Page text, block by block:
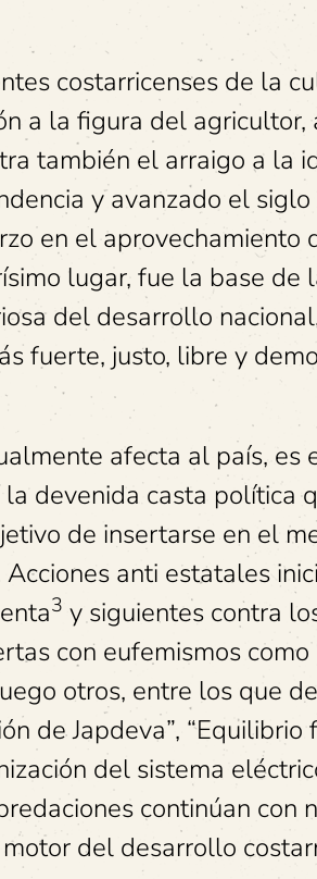
costarricenses de la
a la figura del
también el arraigo a la
y avanzado el
en el aprovechamiento
lugar, fue la base de
del desarrollo
fuerte, justo, libre y
afecta al país, es
devenida casta política
de insertarse en el
anti estatales
3 y siguientes contra
con eufemismos
otros, entre los que
de Japdeva”, “Equilibrio
del sistema
continúan con
del desarrollo